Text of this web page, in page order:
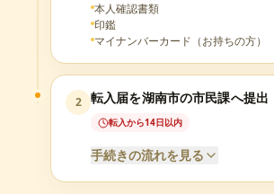
本人確認書類
印鑑
マイナンバーカード（お持ちの方）
2 転入届を湖南市の市民課へ提出
転入から14日以内
手続きの流れを見る